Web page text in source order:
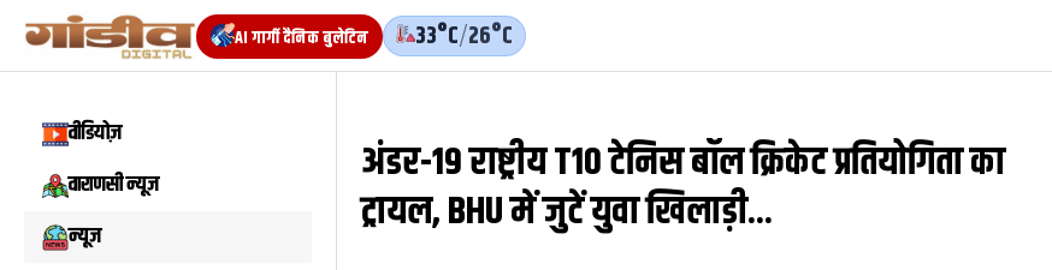
AI गार्गी दैनिक बुलेटिन 33°C/26°C
वीडियोज़
वाराणसी न्यूज़
न्यूज़
अंडर-19 राष्ट्रीय T10 टेनिस बॉल क्रिकेट प्रतियोगिता का
ट्रायल, BHU में जुटें युवा खिलाड़ी...
वीडियो